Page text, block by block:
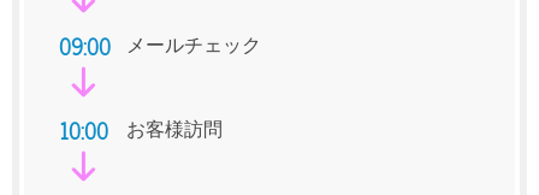
09:00 メールチェック
10:00 お客様訪問